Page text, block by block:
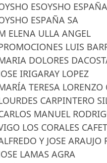
ESOYSHO
ESPAÑA SA
ELENA ULLA ANGEL
LUIS
DOLORES
IRIGARAY LOPEZ
TERESA LORENZO
CARPINTERO
MANUEL
LOS CORALES
Y JOSE ARAUJO
LAMAS AGRA